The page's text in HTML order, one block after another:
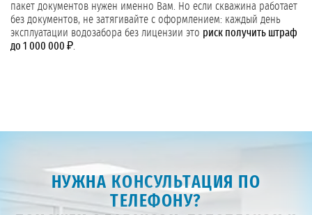
пакет документов нужен именно Вам. Но если скважина работает
без документов, не затягивайте с оформлением: каждый день
эксплуатации водозабора без лицензии это риск получить штраф
до 1 000 000 ₽
НУЖНА КОНСУЛЬТАЦИЯ ПО
ТЕЛЕФОНУ?